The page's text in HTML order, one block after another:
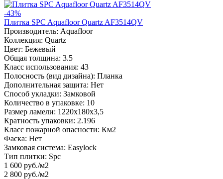
-43%
Плитка SPC Aquafloor Quartz AF3514QV
Производитель: Aquafloor
Коллекция: Quartz
Цвет: Бежевый
Общая толщина: 3.5
Класс использования: 43
Полосность (вид дизайна): Планка
Дополнительная защита: Нет
Способ укладки: Замковой
Количество в упаковке: 10
Размер ламели: 1220х180х3,5
Кратность упаковки: 2.196
Класс пожарной опасности: Км2
Фаска: Нет
Замковая система: Easylock
Тип плитки: Spc
1 600 руб./м2
2 800 руб./м2